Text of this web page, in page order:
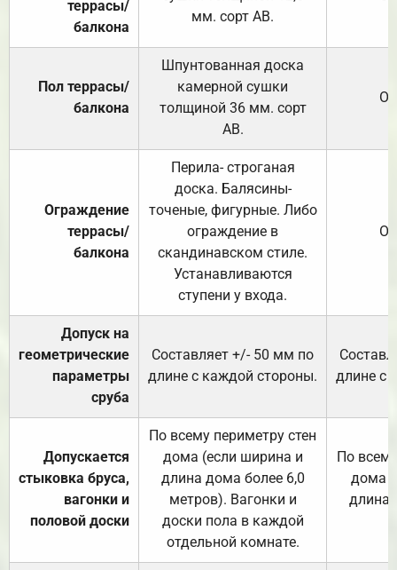
террасы/
балкона
мм. сорт АВ.
Пол террасы/
балкона
Шпунтованная доска
камерной сушки
толщиной 36 мм. сорт
АВ.
Ограждение
террасы/
балкона
Перила- строганая
доска. Балясины-
точеные, фигурные. Либо
ограждение в
скандинавском стиле.
Устанавливаются
ступени у входа.
Допуск на
геометрические
параметры
сруба
Составляет +/- 50 мм по
длине с каждой стороны.
длине с
Допускается
стыковка бруса,
вагонки и
половой доски
По всему периметру стен
дома (если ширина и
длина дома более 6,0
метров). Вагонки и
доски пола в каждой
отдельной комнате.
По
дома
длина